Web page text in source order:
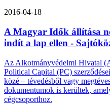
2016-04-18
A Magyar Idők állítása
indít a lap ellen -
Az Alkotmányvédelmi Hivatal
Political Capital (PC)
közé – tévedésből vagy
dokumentumok is kerültek,
cégcsoporthoz.